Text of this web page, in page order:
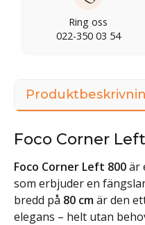
Ring oss
022-350 03 54
Foco Corner
Foco Corner Left 800är
som erbjuder en
bredd på 80 cmär den
elegans – helt utan